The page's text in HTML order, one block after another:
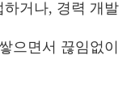
거나, 경력 개발
으면서 끊임없이